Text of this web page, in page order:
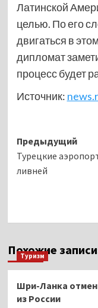
Латинской
целью. По его
двигаться в
дипломат
процесс будет
Источник:
Навигация
записи
Предыдущий
Турецкие
ливней
Похожие
Туризм
Шри-Ланка
из России